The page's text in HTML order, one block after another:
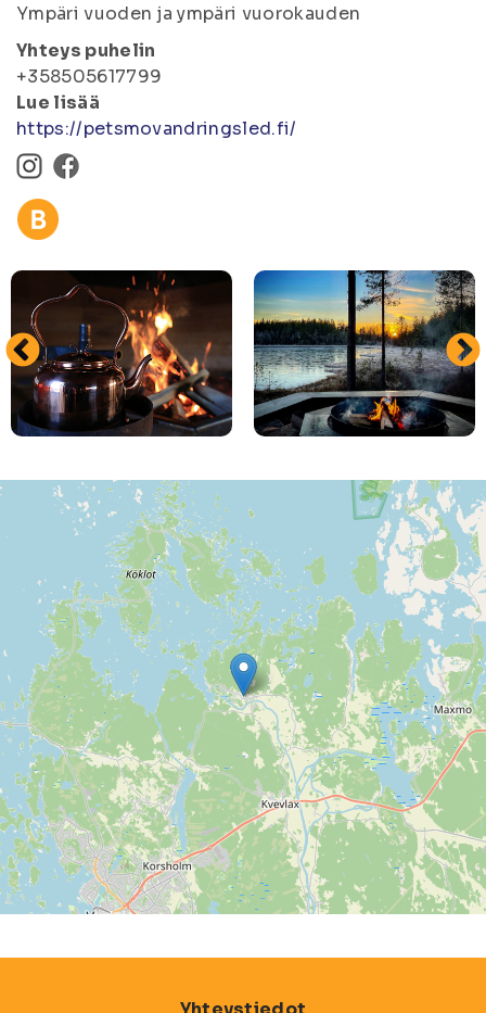
Ympäri vuoden ja ympäri vuorokauden
Yhteys puhelin
+358505617799
Lue lisää
https://petsmovandringsled.fi/